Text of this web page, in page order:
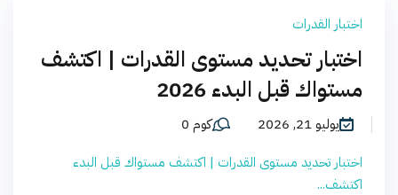
اختبار القدرات
اختبار تحديد مستوى القدرات | اكتشف
مستواك قبل البدء 2026
يوليو 21, 2026
كوم 0
اختبار تحديد مستوى القدرات | اكتشف مستواك قبل البدء
اكتشف...